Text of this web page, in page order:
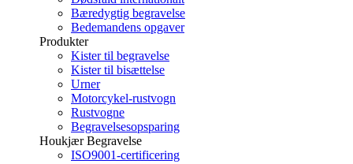
Bæredygtig begravelse
Bedemandens opgaver
Produkter
Kister til begravelse
Kister til bisættelse
Urner
Motorcykel-rustvogn
Rustvogne
Begravelsesopsparing
Houkjær Begravelse
ISO9001-certificering